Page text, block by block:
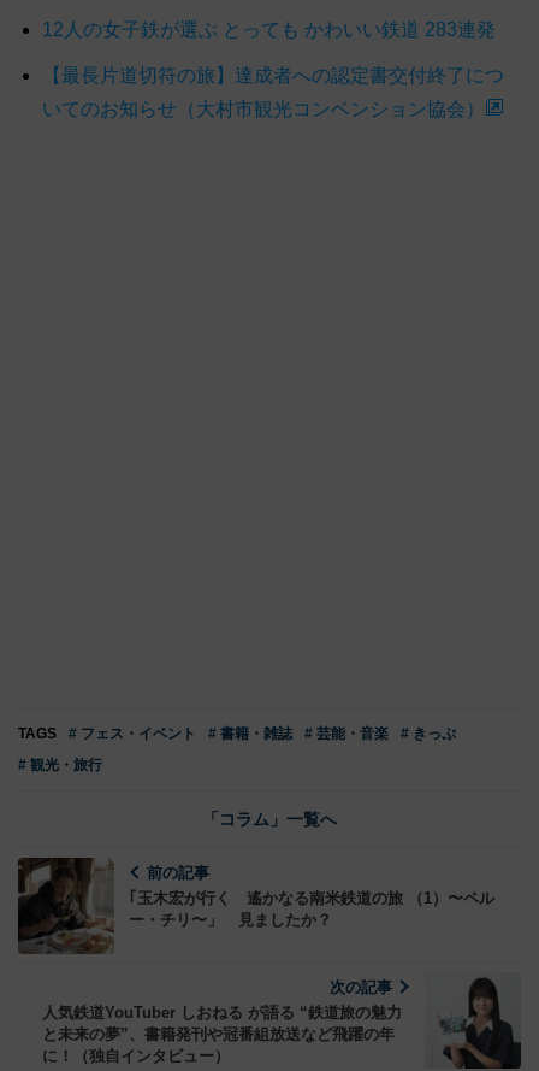
12人の女子鉄が選ぶ とっても かわいい鉄道 283連発
【最長片道切符の旅】達成者への認定書交付終了につ
いてのお知らせ（大村市観光コンベンション協会）
TAGS # フェス・イベント # 書籍・雑誌 # 芸能・音楽
# きっぷ
# 観光・旅行
「コラム」一覧へ
前の記事
｢玉木宏が行く 遙かなる南米鉄道の旅 （1）〜ペル
ー・チリ〜」 見ましたか？
次の記事
人気鉄道YouTuber しおねる が語る “鉄道旅の魅力
と未来の夢”、書籍発刊や冠番組放送など飛躍の年
に！（独自インタビュー）